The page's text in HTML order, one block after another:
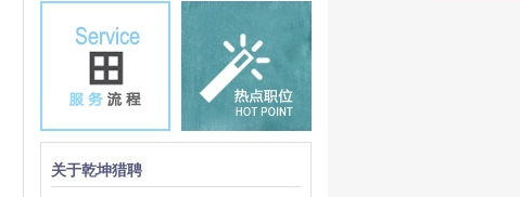
关于乾坤猎聘